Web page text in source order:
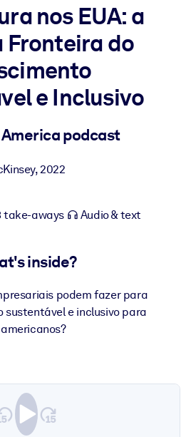
knowledge into your LMS/LXP for
with trusted, ready-to-use business
nos EUA: a
Fronteira do
e Inclusivo
podcast
,2022
take-aways Audio & text
inside?
podem fazer para
sustentável e inclusivo para